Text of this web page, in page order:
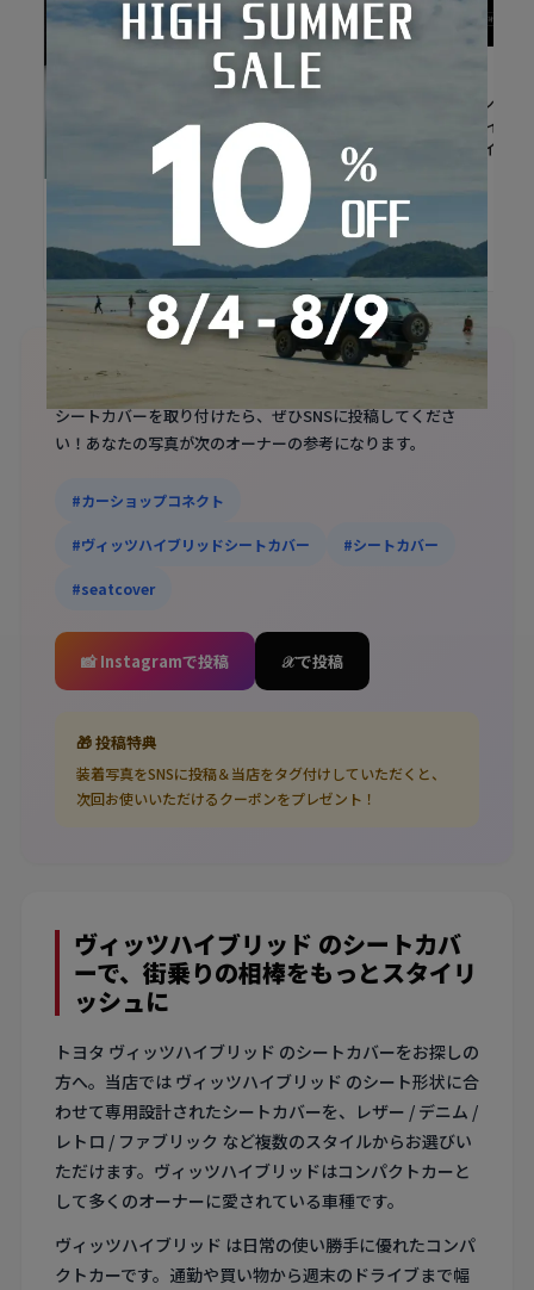
Sandii フロアマット Sandii
Floormat
Refinad専用オプション ブ
イドロープ 手編み パイピン
グ 編込みロープデザイン
📷 あなたの装着写真をシェアしませんか？
シートカバーを取り付けたら、ぜひSNSに投稿してくださ
い！あなたの写真が次のオーナーの参考になります。
#カーショップコネクト
#ヴィッツハイブリッドシートカバー #シートカバー
#seatcover
📸 Instagramで投稿 𝒳 で投稿
🎁 投稿特典
装着写真をSNSに投稿＆当店をタグ付けしていただくと、
次回お使いいただけるクーポンをプレゼント！
ヴィッツハイブリッド のシートカバ
ーで、街乗りの相棒をもっとスタイリ
ッシュに
トヨタ ヴィッツハイブリッド のシートカバーをお探しの
方へ。当店では ヴィッツハイブリッド のシート形状に合
わせて専用設計されたシートカバーを、レザー / デニム /
レトロ / ファブリック など複数のスタイルからお選びい
ただけます。ヴィッツハイブリッドはコンパクトカーと
して多くのオーナーに愛されている車種です。
ヴィッツハイブリッド は日常の使い勝手に優れたコンパ
クトカーです。通勤や買い物から週末のドライブまで幅